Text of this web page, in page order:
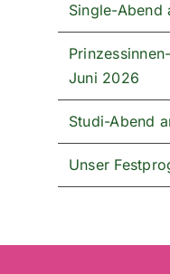
Single-
Juni 2026
Studi-Abend
Unser